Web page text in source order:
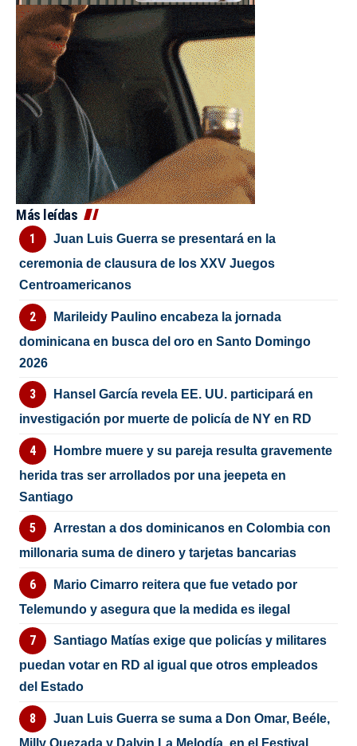
Más leídas
Juan Luis Guerra se presentará en la
ceremonia de clausura de los XXV Juegos
Centroamericanos
Marileidy Paulino encabeza la jornada
dominicana en busca del oro en Santo Domingo
2026
Hansel García revela EE. UU. participará en
investigación por muerte de policía de NY en RD
Hombre muere y su pareja resulta gravemente
herida tras ser arrollados por una jeepeta en
Santiago
Arrestan a dos dominicanos en Colombia con
millonaria suma de dinero y tarjetas bancarias
Mario Cimarro reitera que fue vetado por
Telemundo y asegura que la medida es ilegal
Santiago Matías exige que policías y militares
puedan votar en RD al igual que otros empleados
del Estado
Juan Luis Guerra se suma a Don Omar, Beéle,
Milly Quezada y Dalvin La Melodía, en el Festival